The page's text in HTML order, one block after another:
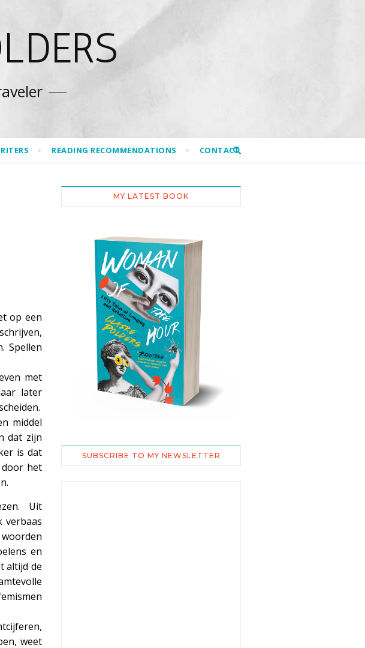
READING RECOMMENDATIONS CONTACT
op een
Spellen
met
later
middel
dat zijn
is dat
het
Uit
verbaas
en
altijd de
weet
MY LATEST BOOK
SUBSCRIBE TO MY NEWSLETTER